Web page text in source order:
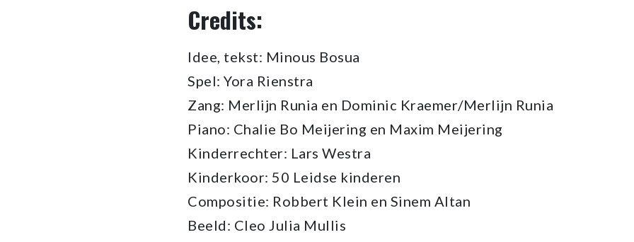
Credits:
Idee, tekst: Minous Bosua
Spel: Yora
Zang: Merlijn Runia en Dominic Kraemer/Merlijn Runia
Piano: Chalie Bo Meijering en Maxim Meijering
Kinderrechter: Lars Westra
Kinderkoor: 50 Leidse kinderen
Compositie: Robbert Klein en Sinem Altan
Beeld: Cleo Julia Mullis